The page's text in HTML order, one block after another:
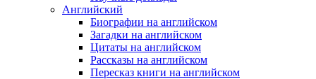
Английский
Биографии на английском
Загадки на английском
Цитаты на английском
Рассказы на английском
Пересказ книги на английском